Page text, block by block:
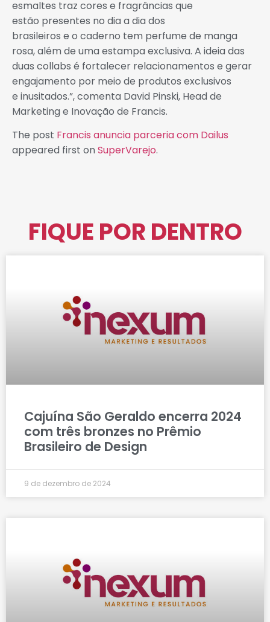
esmaltes traz cores e fragrâncias que
estão presentes no dia a dia dos
brasileiros e o caderno tem perfume de manga
rosa, além de uma estampa exclusiva. A ideia das
duas collabs é fortalecer relacionamentos e gerar
engajamento por meio de produtos exclusivos
e inusitados.”, comenta David Pinski, Head de
Marketing e Inovação de Francis.
The post Francis anuncia parceria com Dailus
appeared first on SuperVarejo.
FIQUE POR DENTRO
Cajuína São Geraldo encerra 2024
com três bronzes no Prêmio
Brasileiro de Design
9 de dezembro de 2024